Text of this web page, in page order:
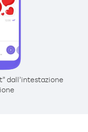
dall’intestazione